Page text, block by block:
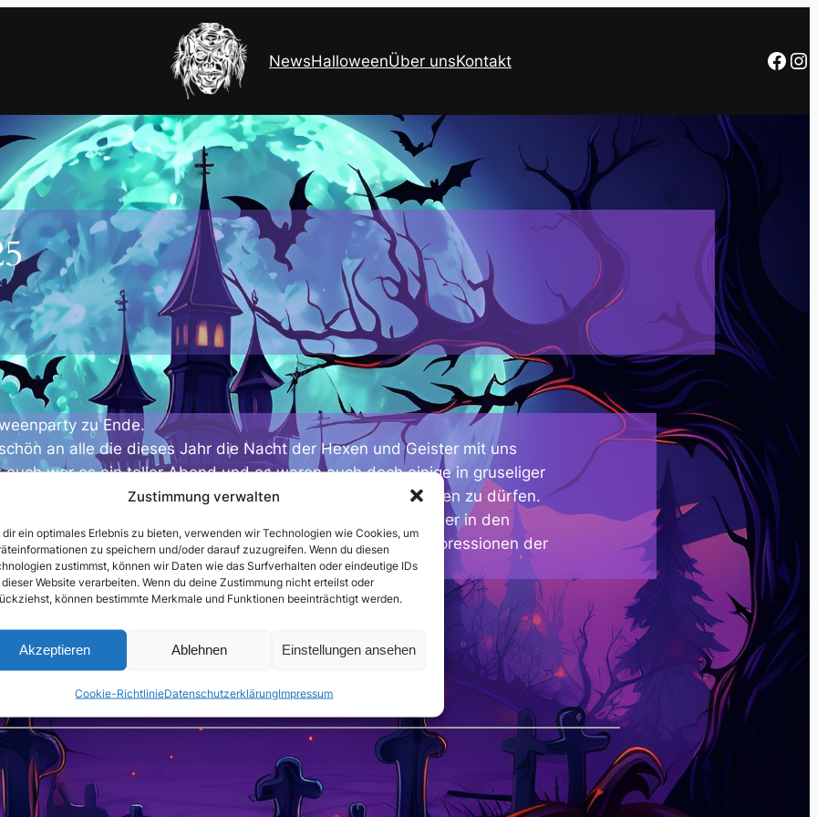
Zustimmung verwalten
dir ein optimales Erlebnis zu bieten, verwenden wir Technologien wie Cookies, um
zu speichern und/oder darauf zuzugreifen. Wenn du diesen
zustimmst, können wir Daten wie das Surfverhalten oder eindeutige IDs
Website verarbeiten. Wenn du deine Zustimmung nicht erteilst oder
können bestimmte Merkmale und Funktionen beeinträchtigt werden.
Akzeptieren Ablehnen Einstellungen ansehen
Cookie-RichtlinieDatenschutzerklärungImpressum
NewsHalloweenÜber unsKontakt Facebook Instagram
zu Ende.
an alle die dieses Jahr die Nacht der Hexen und Geister mit uns
war es ein toller Abend und es waren auch doch einige in gruseliger
Wir hoffen euch auch im Jahr 2026 an Halloween begrüßen zu dürfen.
müssen noch sortiert und aufbereitet werden, sollten aber in den
Ansonsten folgt uns auf Instagram, da könnten einige Impressionen der